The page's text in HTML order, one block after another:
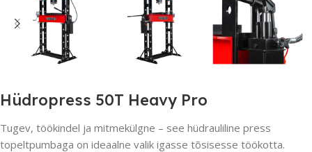
Hüdropress 50T Heavy Pro
Tugev, töökindel ja mitmekülgne – see hüdrauliline press
topeltpumbaga on ideaalne valik igasse tõsisesse töökotta.